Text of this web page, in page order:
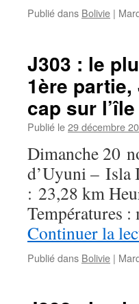
Publié dans Bolivie |
J303 : le
1ère partie,
cap sur
Publié le29 décembre
Dimanche 20
d’Uyuni – Isla
: 23,28 km
Températures
Continuer la
Publié dans Bolivie |